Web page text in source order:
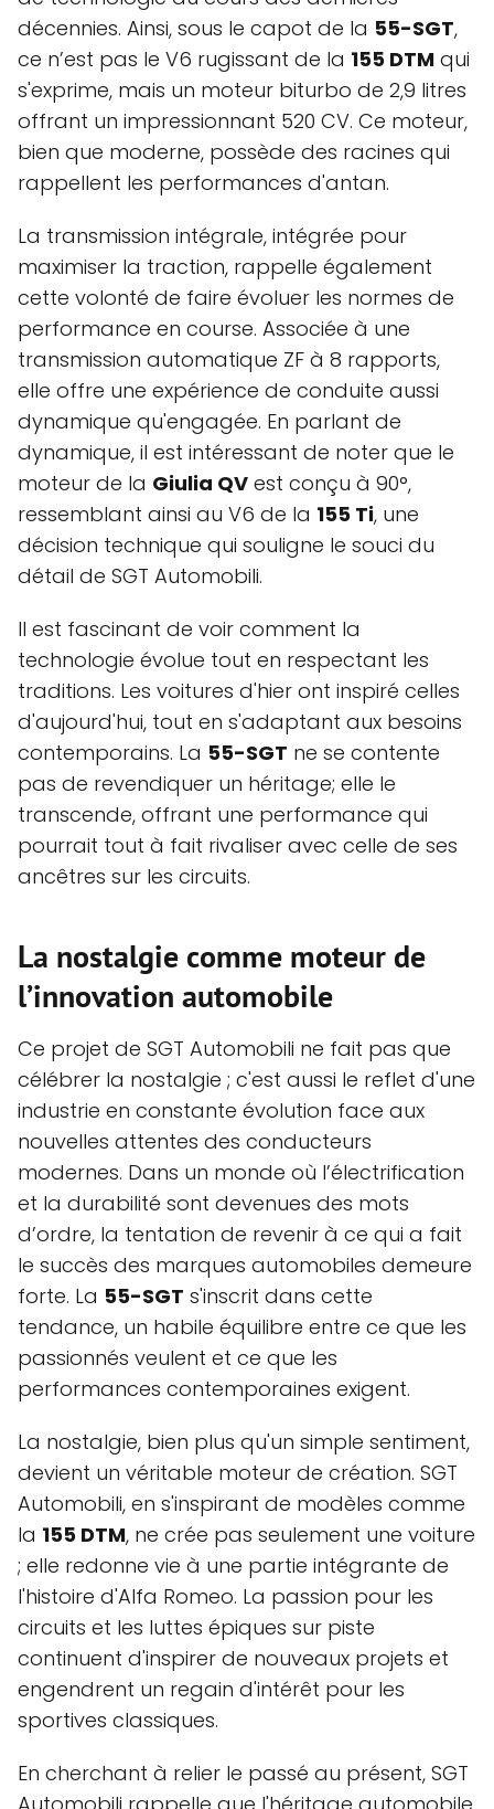
décennies. Ainsi, sous le capot de la 55-SGT,
ce n’est pas le V6 rugissant de la 155 DTM qui
s'exprime, mais un moteur biturbo de 2,9 litres
offrant un impressionnant 520 CV. Ce moteur,
bien que moderne, possède des racines qui
rappellent les performances d'antan.
La transmission intégrale, intégrée pour
maximiser la traction, rappelle également
cette volonté de faire évoluer les normes de
performance en course. Associée à une
transmission automatique ZF à 8 rapports,
elle offre une expérience de conduite aussi
dynamique qu'engagée. En parlant de
dynamique, il est intéressant de noter que le
moteur de la Giulia QV est conçu à 90°,
ressemblant ainsi au V6 de la 155 Ti, une
décision technique qui souligne le souci du
détail de SGT Automobili.
Il est fascinant de voir comment la
technologie évolue tout en respectant les
traditions. Les voitures d'hier ont inspiré celles
d'aujourd'hui, tout en s'adaptant aux besoins
contemporains. La 55-SGT ne se contente
pas de revendiquer un héritage; elle le
transcende, offrant une performance qui
pourrait tout à fait rivaliser avec celle de ses
ancêtres sur les circuits.
La nostalgie comme moteur de
l’innovation automobile
Ce projet de SGT Automobili ne fait pas que
célébrer la nostalgie ; c'est aussi le reflet d'une
industrie en constante évolution face aux
nouvelles attentes des conducteurs
modernes. Dans un monde où l’électrification
et la durabilité sont devenues des mots
d’ordre, la tentation de revenir à ce qui a fait
le succès des marques automobiles demeure
forte. La 55-SGT s'inscrit dans cette
tendance, un habile équilibre entre ce que les
passionnés veulent et ce que les
performances contemporaines exigent.
La nostalgie, bien plus qu'un simple sentiment,
devient un véritable moteur de création. SGT
Automobili, en s'inspirant de modèles comme
la 155 DTM, ne crée pas seulement une voiture
; elle redonne vie à une partie intégrante de
l'histoire d'Alfa Romeo. La passion pour les
circuits et les luttes épiques sur piste
continuent d'inspirer de nouveaux projets et
engendrent un regain d'intérêt pour les
sportives classiques.
En cherchant à relier le passé au présent, SGT